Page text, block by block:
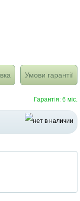
Умови гарантії
Гарантія: 6 міс.